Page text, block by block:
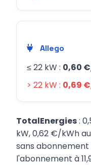
Allego
≤ 22 kW : 0,60
> 22 kW : 0,69
TotalEnergies:
kW, 0,62 €/kWh
sans
l'abonnement à